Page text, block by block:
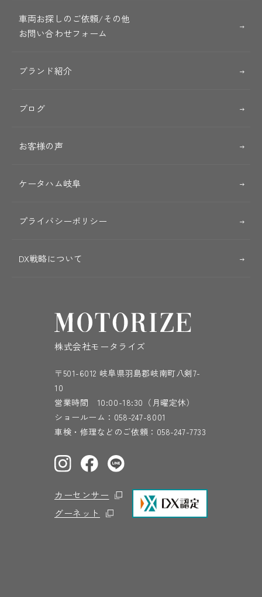
車両お探しのご依頼/その他
お問い合わせフォーム
ブランド紹介
ブログ
お客様の声
ケータハム岐阜
プライバシーポリシー
DX戦略について
株式会社モータライズ
〒501-6012 岐阜県羽島郡岐南町八剣7-
10
営業時間 10:00-18:30（月曜定休）
ショールーム： 058-247-8001
車検・修理などのご依頼： 058-247-7733
カーセンサー
グーネット